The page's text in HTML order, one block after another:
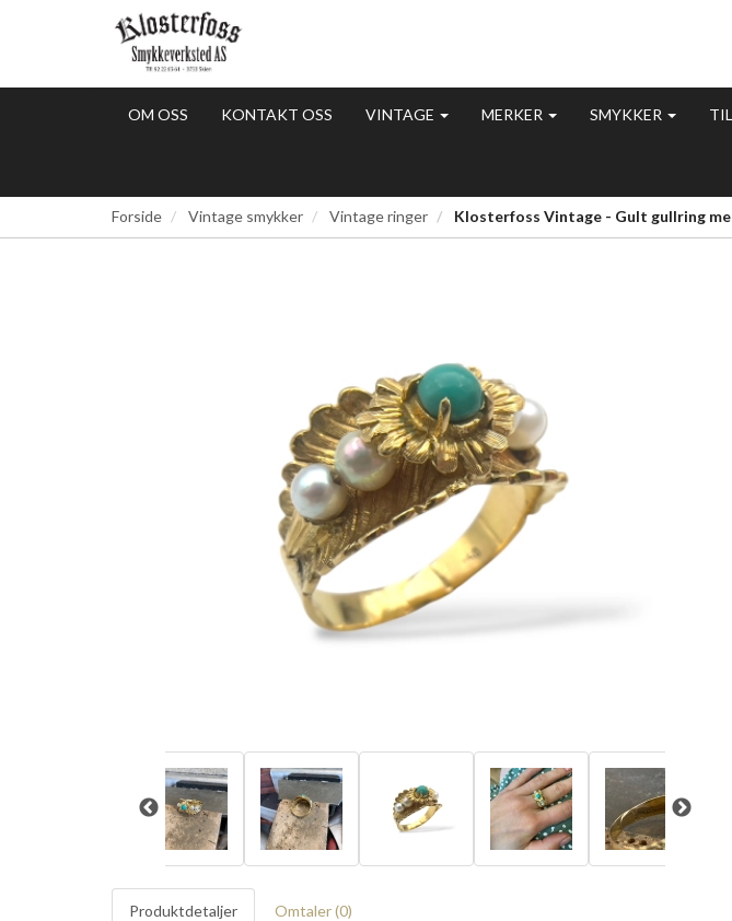
OM OSS KONTAKT OSS VINTAGE MERKER SMYKKER
Forside Vintage smykker Vintage ringer Klosterfoss Vintage - Gult gullring
Produktdetaljer Omtaler (0)